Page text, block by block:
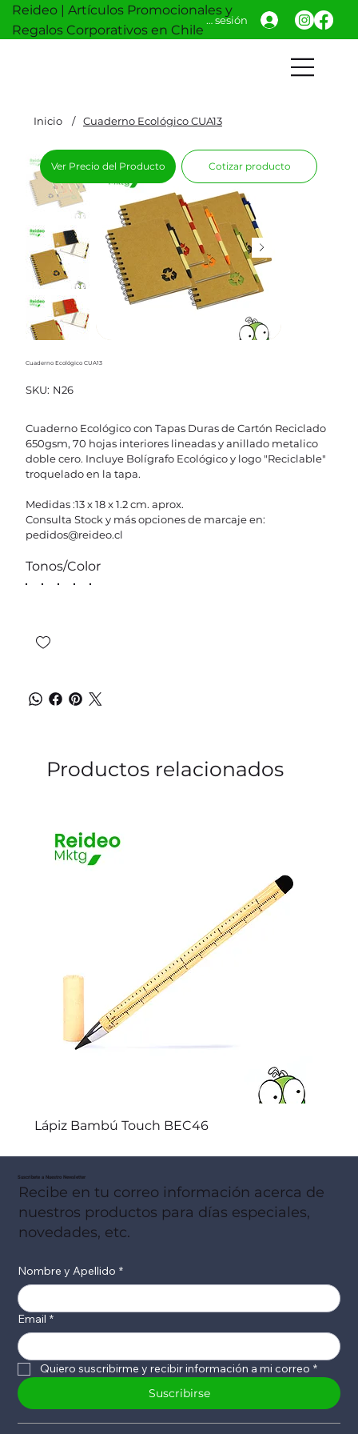
Reideo | Artículos Promocionales y
Regalos Corporativos en Chile
Iniciar sesión
Inicio / Cuaderno Ecológico CUA13
Cuaderno Ecológico CUA13
SKU: SKU
N26
N26
Cuaderno Ecológico con Tapas Duras de Cartón Reciclado
650gsm, 70 hojas interiores lineadas y anillado metalico
doble cero. Incluye Bolígrafo Ecológico y logo "Reciclable"
troquelado en la tapa.
Medidas :13 x 18 x 1.2 cm. aprox.
Consulta Stock y más opciones de marcaje en:
pedidos@reideo.cl
Tonos/Color
Ver Precio del Producto Cotizar producto
Productos relacionados
Lápiz Bambú Touch BEC46
Suscribete a Nuestro Newsletter
Recibe en tu correo información acerca de
nuestros productos para días especiales,
novedades, etc.
Nombre y Apellido *
Email *
Quiero suscribirme y recibir información a mi correo *
Suscribirse